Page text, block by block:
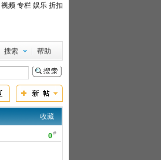
视频 专栏 娱乐 折扣
搜索 帮助
收藏
0#